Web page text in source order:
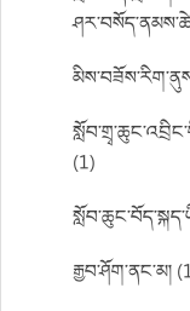
(1)
རྒྱབ་ཤོག་ནང་མ།